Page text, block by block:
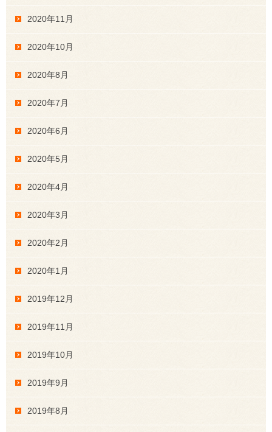
2020年11月
2020年10月
2020年8月
2020年7月
2020年6月
2020年5月
2020年4月
2020年3月
2020年2月
2020年1月
2019年12月
2019年11月
2019年10月
2019年9月
2019年8月